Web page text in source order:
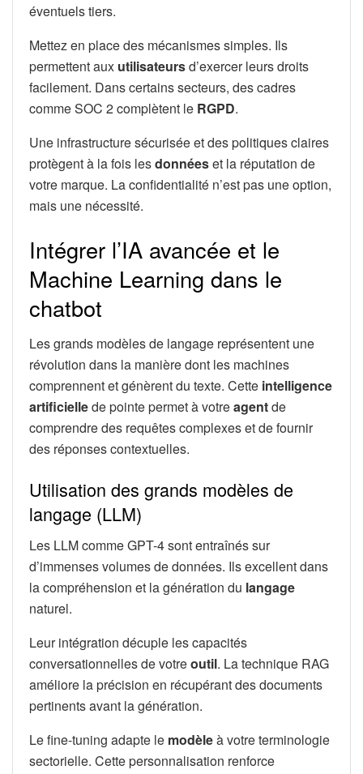
éventuels tiers.
Mettez en place des mécanismes simples. Ils
permettent aux utilisateursd’exercer leurs droits
facilement. Dans certains secteurs, des cadres
comme SOC 2 complètent le RGPD.
Une infrastructure sécurisée et des politiques claires
protègent à la fois lesdonnéeset la réputation de
votre marque. La confidentialité n’est pas une option,
mais une nécessité.
Intégrer l’IA avancée et le
Machine Learning dans le
chatbot
Les grands modèles de langage représentent une
révolution dans la manière dont les machines
comprennent et génèrent du texte. Cette intelligence
artificiellede pointe permet à votreagentde
comprendre des requêtes complexes et de fournir
des réponses contextuelles.
Utilisation des grands modèles de
langage (LLM)
Les LLM comme GPT-4 sont entraînés sur
d’immenses volumes de données. Ils excellent dans
la compréhension et la génération du langage
naturel.
Leur intégration décuple les capacités
conversationnelles de votreoutil. La technique RAG
améliore la précision en récupérant des documents
pertinents avant la génération.
Le fine-tuning adapte le modèleà votre terminologie
sectorielle. Cette personnalisation renforce